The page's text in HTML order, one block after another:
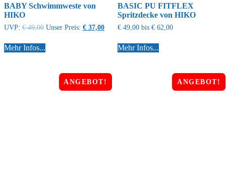
BABY Schwimmweste von
HIKO
UVP: €49,00 Unser Preis: € 37,00
Mehr Infos...
BASIC PU FITFLEX
Spritzdecke von HIKO
€49,00bis €62,00
Mehr Infos...
ANGEBOT! ANGEBOT!